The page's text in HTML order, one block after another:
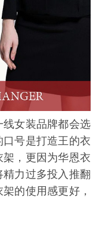
线女装品牌都会选
号是打造王的衣
，更因为华恩衣
力过多投入推翻
的使用感更好，